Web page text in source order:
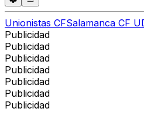
Unionistas CFSalamanca CF
Publicidad
Publicidad
Publicidad
Publicidad
Publicidad
Publicidad
Publicidad